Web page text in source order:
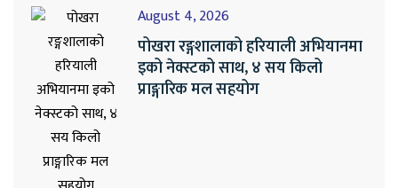
August 4, 2026
पोखरा रङ्गशालाको हरियाली अभियानमा
इको नेक्स्टको साथ, ४ सय किलो
प्राङ्गारिक मल सहयोग